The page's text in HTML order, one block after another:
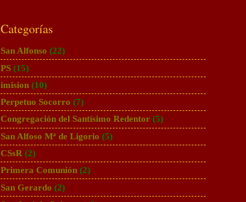
Categorías
San Alfonso (22)
PS (15)
imision (10)
Perpetuo Socorro (7)
Congregación del Santísimo Redentor (5)
San Alfoso Mª de Ligorio (5)
CSsR (2)
Primera Comunión (2)
San Gerardo (2)